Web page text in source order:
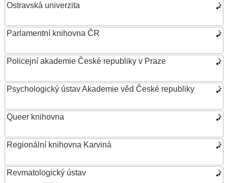
Ostravská univerzita
Parlamentní knihovna ČR
Policejní akademie České republiky v Praze
Psychologický ústav Akademie věd České republiky
Queer knihovna
Regionální knihovna Karviná
Revmatologický ústav